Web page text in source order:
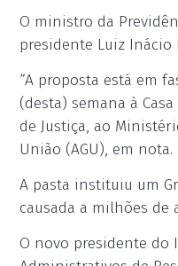
O ministro da
presidente Luiz Inácio
“A proposta está em
(desta) semana à
de Justiça, ao
União (AGU), em nota.
A pasta instituiu um
causada a milhões de
O novo presidente do